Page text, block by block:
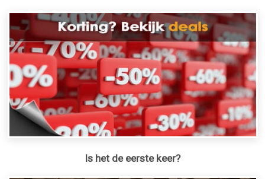
Is het de eerste keer?